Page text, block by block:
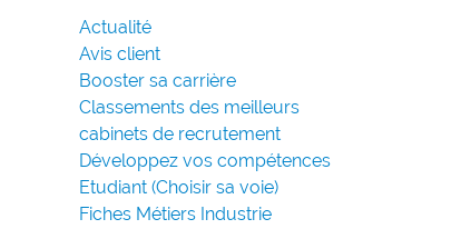
Actualité
Avis client
Booster sa carrière
Classements des meilleurs
cabinets de recrutement
Développez vos compétences
Etudiant (Choisir sa voie)
Fiches Métiers Industrie